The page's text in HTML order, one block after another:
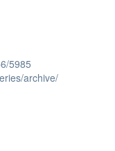
5985
archive/